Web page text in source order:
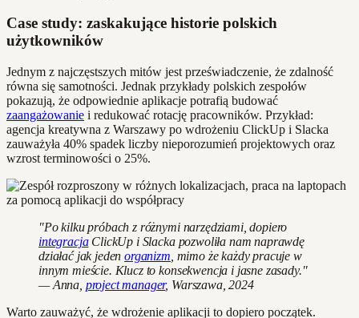
Case study: zaskakujące historie polskich
użytkowników
Jednym z najczęstszych mitów jest przeświadczenie, że zdalność
równa się samotności. Jednak przykłady polskich zespołów
pokazują, że odpowiednie aplikacje potrafią budować
zaangażowanie i redukować rotację pracowników. Przykład:
agencja kreatywna z Warszawy po wdrożeniu ClickUp i Slacka
zauważyła 40% spadek liczby nieporozumień projektowych oraz
wzrost terminowości o 25%.
"Po kilku próbach z różnymi narzędziami, dopiero
integracjaClickUp i Slacka pozwoliła nam naprawdę
działać jak jedenorganizm , mimo że każdy pracuje w
innym mieście. Klucz to konsekwencja i jasne zasady."
— Anna, project manager, Warszawa, 2024
Warto zauważyć, że wdrożenie aplikacji to dopiero początek.